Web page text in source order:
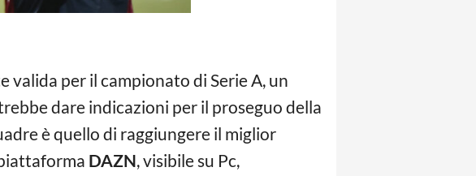
per il campionato di Serie A, un
dare indicazioni per il proseguo della
è quello di raggiungere il miglior
DAZN, visibile su Pc,